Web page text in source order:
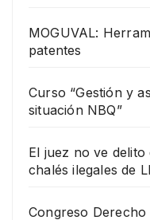
MOGUVAL:
patentes
Curso “Gestión y
situación NBQ”
El juez no ve
chalés ilegales de
Congreso Derecho